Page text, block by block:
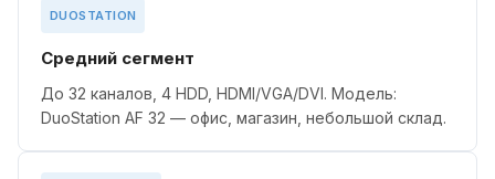
DUOSTATION
Средний сегмент
До 32 каналов, 4 HDD, HDMI/VGA/DVI. Модель:
DuoStation AF 32 — офис, магазин, небольшой склад.